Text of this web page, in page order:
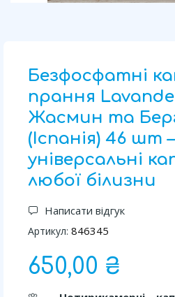
Безфосфатні
прання
Жасмин та
(Іспанія) 46 шт
універсальні
любої білизни
Написати відгук
Артикул: 846345
650,00 ₴